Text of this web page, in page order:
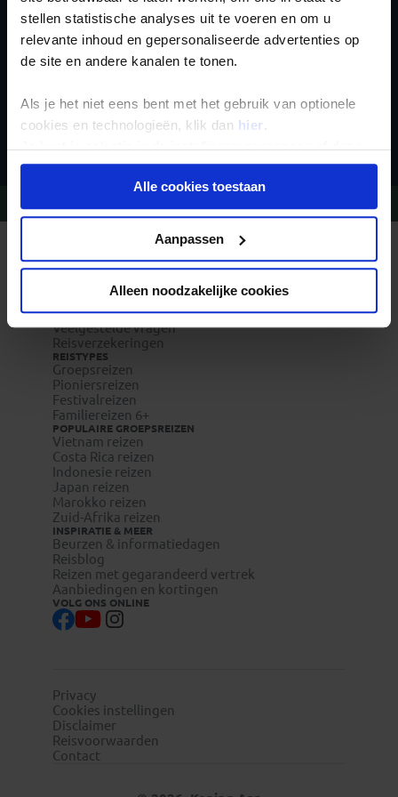
stellen statistische analyses uit te voeren en om u
relevante inhoud en gepersonaliseerde advertenties op
de site en andere kanalen te tonen.
Als je het niet eens bent met het gebruik van optionele
cookies en technologieën, klik dan hier .
Je kunt je selectie in de instellingen aanpassen of deze
onder aan de pagina op elk gewenst moment voor de
toekomst wijzigen.Alle cookies toestaan
Aanpassen
Alleen noodzakelijke cookies
Inschrijven
Waarom Koning Aap?
Bestemmingen
Duurzaam toerisme
Vacatures
Veelgestelde vragen
Reisverzekeringen
REISTYPES
Groepsreizen
Pioniersreizen
Festivalreizen
Familiereizen 6+
POPULAIRE GROEPSREIZEN
Vietnam reizen
Costa Rica reizen
Indonesie reizen
Japan reizen
Marokko reizen
Zuid-Afrika reizen
INSPIRATIE & MEER
Beurzen & informatiedagen
Reisblog
Reizen met gegarandeerd vertrek
Aanbiedingen en kortingen
VOLG ONS ONLINE
Privacy
Cookies instellingen
Disclaimer
Reisvoorwaarden
Contact